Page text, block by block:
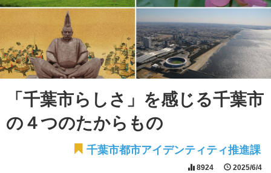
「千葉市らしさ」を感じる千葉市
の４つのたからもの
千葉市都市アイデンティティ推進課
8924 2025/6/4